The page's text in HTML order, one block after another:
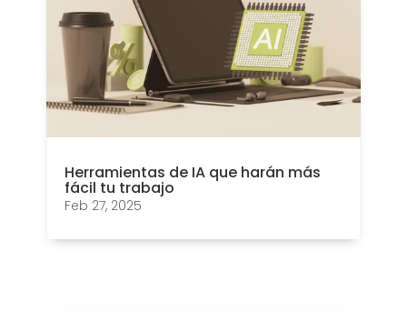
Herramientas de IA que harán más
fácil tu trabajo
Feb 27, 2025